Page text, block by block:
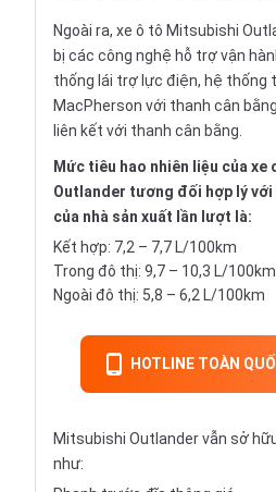
Ngoài ra, xe ô tô Mitsubishi
bị các công nghệ hỗ trợ vận
thống lái trợ lực điện, hệ thống
MacPherson với thanh cân
liên kết với thanh cân bằng.
Mức tiêu hao nhiên liệu của
Outlander tương đối hợp lý
của nhà sản xuất lần lượt là:
Kết hợp: 7,2 – 7,7 L/100km
Trong đô thị: 9,7 – 10,3 L/100km
Ngoài đô thị: 5,8 – 6,2 L/100km
HOTLINE TOÀN
Mitsubishi Outlander vẫn sở
như: